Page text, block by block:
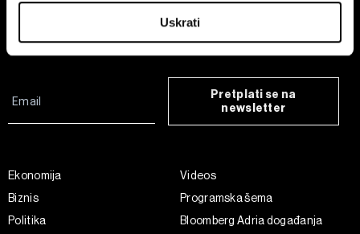
kako se obrađuje vaše osobne podatke te postaviti svoje
preferencije. Svoju privolu možete u svakom trenutku
izmijeniti ili povući u Izjavi o kolačićima.
d.o.o. i
Više o podacima koje obrađujemo kao i o
vašim pravima pročitajte u našojPolitici privatnosti, a o
Uskrati
Pretplati se na
newsletter
Ekonomija
Biznis
Politika
Videos
Programska šema
Bloomberg Adria događanja